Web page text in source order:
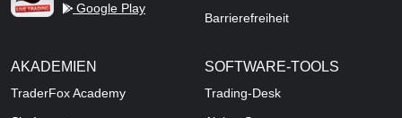
Google Play
Barrierefreiheit
AKADEMIEN
TraderFox Academy
SOFTWARE-TOOLS
Trading-Desk